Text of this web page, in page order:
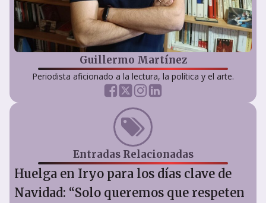
Guillermo Martínez
Periodista aficionado a la lectura, la política y el arte.
Entradas Relacionadas
Huelga en Iryo para los días clave de
Navidad: “Solo queremos que respeten